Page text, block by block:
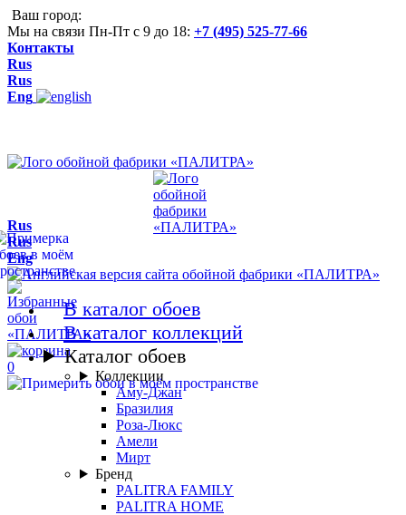
Ваш город:
Мы на связи Пн-Пт с 9 до 18: +7 (495) 525-77-66
Контакты
Rus
Rus
Eng
0
Rus
Rus
Eng
В каталог обоев
В каталог коллекций
Каталог обоев
Коллекции
Аму-Джан
Бразилия
Роза-Люкс
Амели
Мирт
Бренд
PALITRA FAMILY
PALITRA HOME